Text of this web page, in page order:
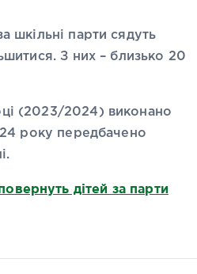
шкільні парти сядуть
З них – близько 20
(2023/2024) виконано
року передбачено
дітей за парти